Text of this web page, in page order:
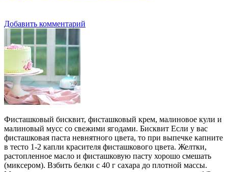
Добавить комментарий
Фисташковый бисквит, фисташковый крем, малиновое кули и
малиновый мусс со свежими ягодами. Бисквит Если у вас
фисташковая паста невнятного цвета, то при выпечке капните
в тесто 1-2 капли красителя фисташкового цвета. Желтки,
растопленное масло и фисташковую пасту хорошо смешать
(миксером). Взбить белки с 40 г сахара до плотной массы.